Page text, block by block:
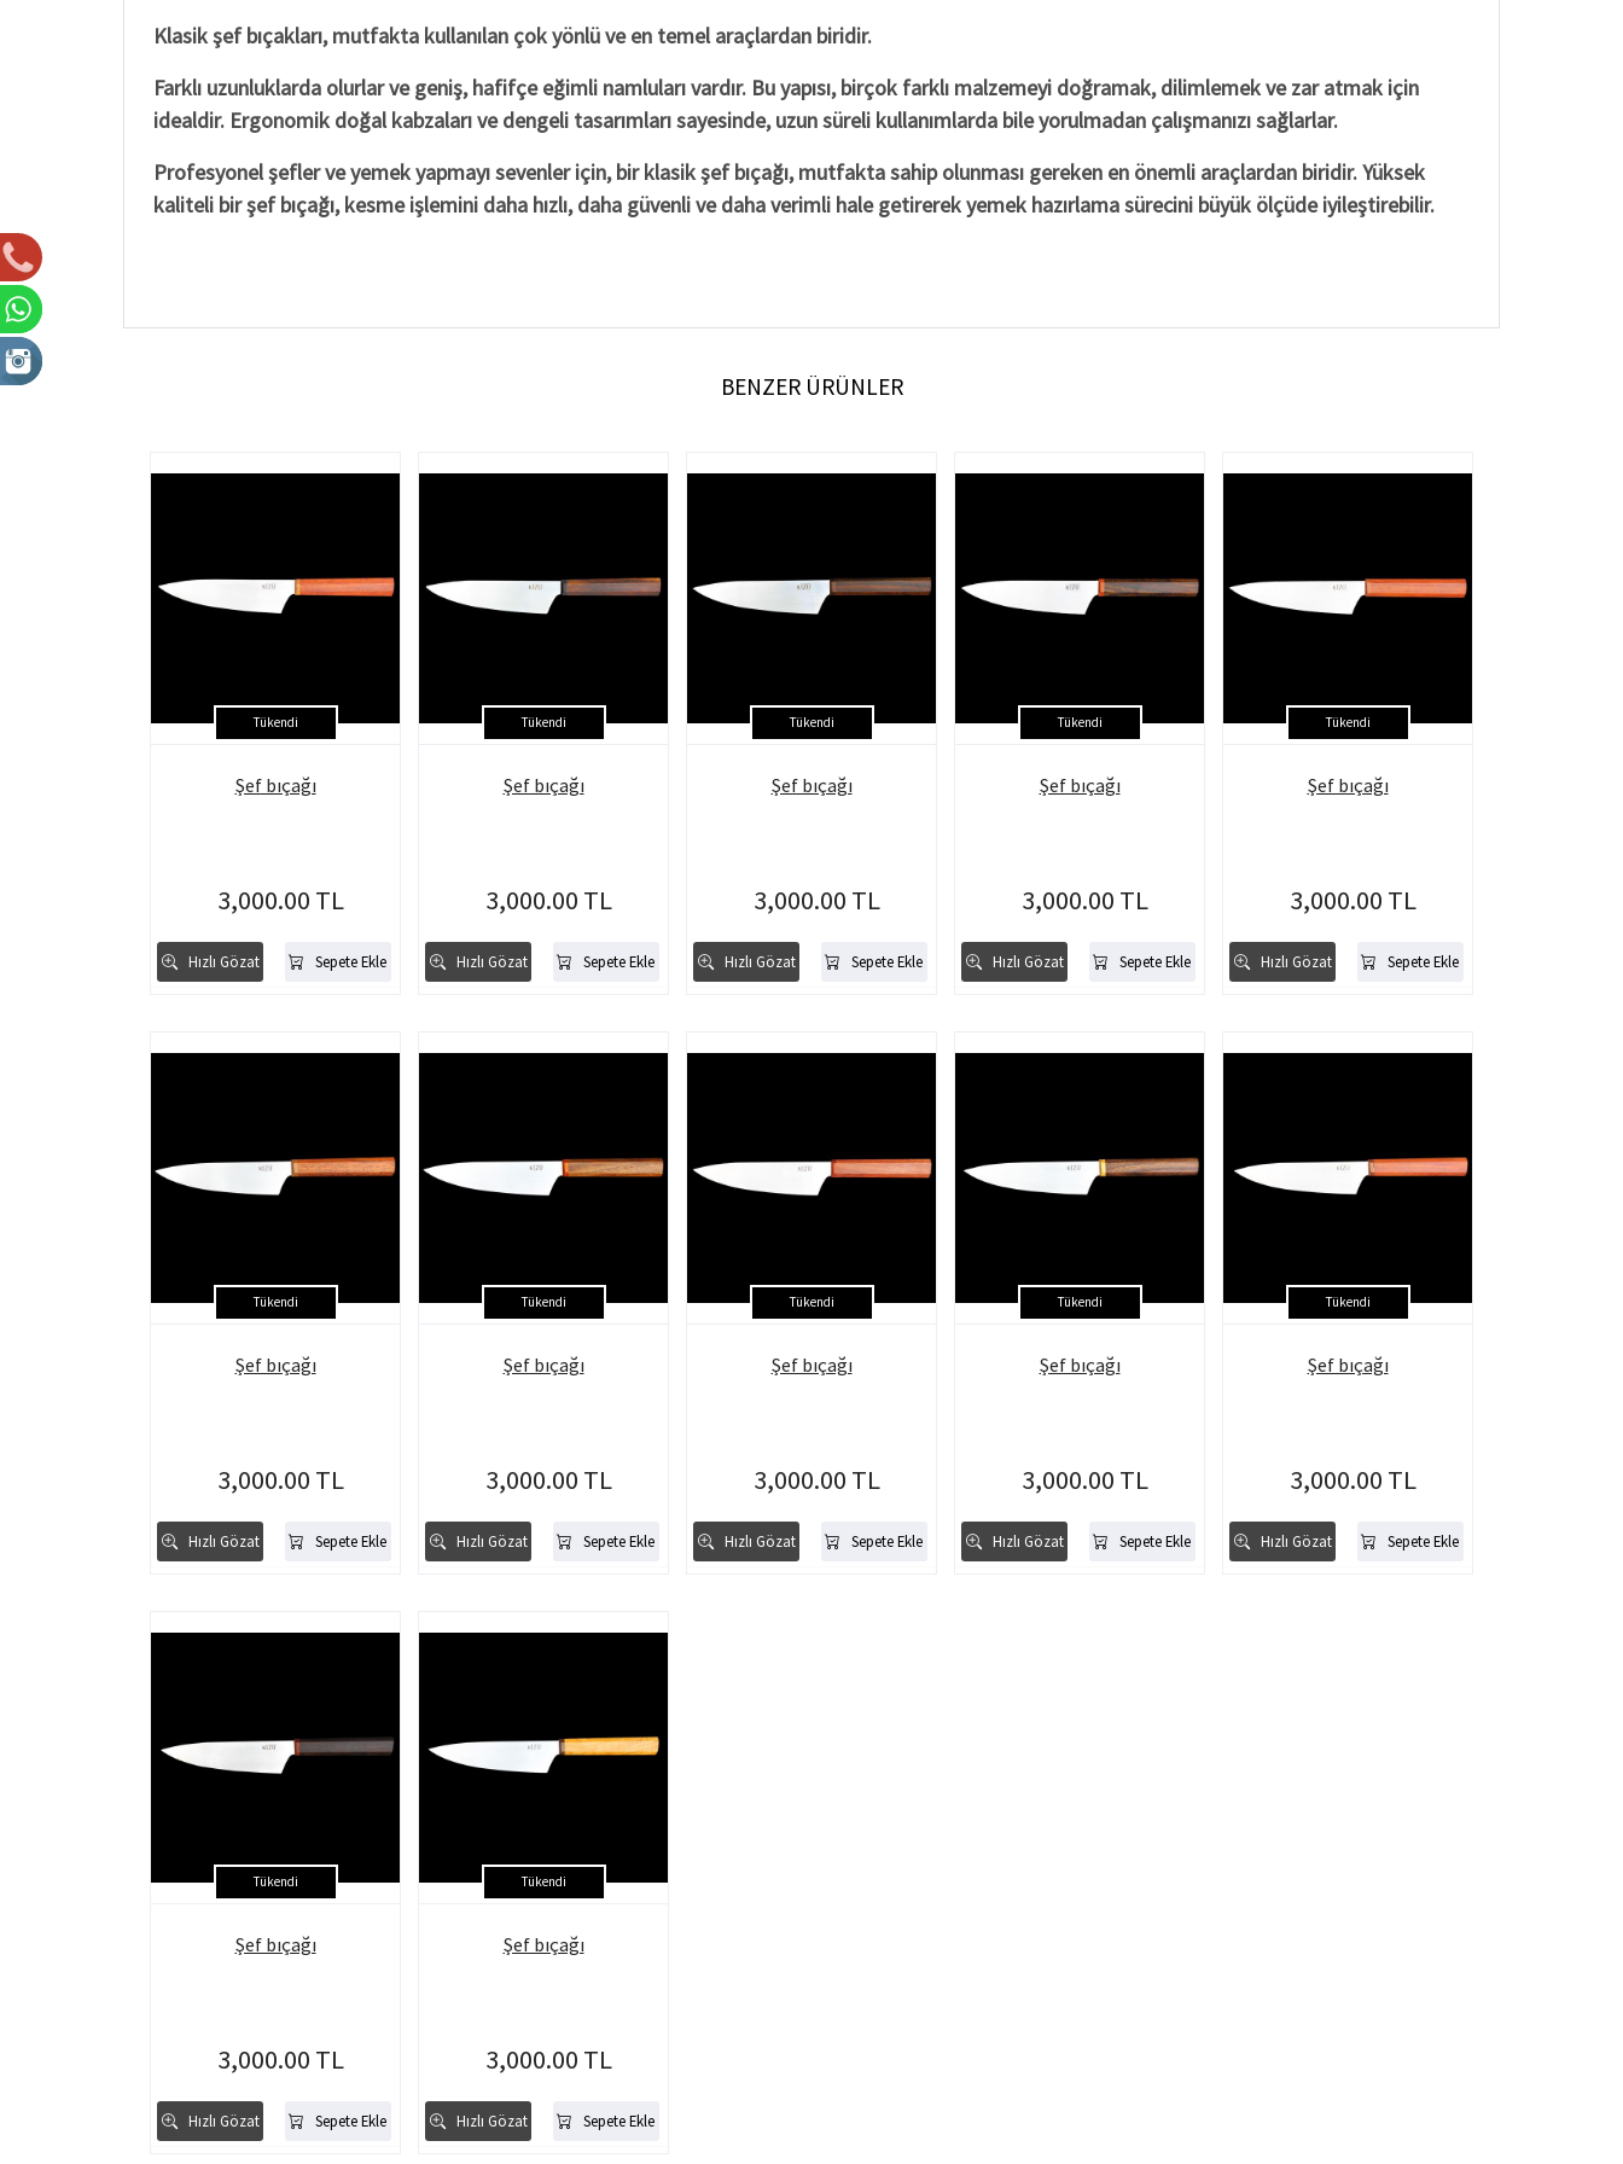
Klasik şef bıçakları, mutfakta kullanılan çok yönlü ve en temel araçlardan biridir.
Farklı uzunluklarda olurlar ve geniş, hafifçe eğimli namluları vardır. Bu yapısı, birçok farklı malzemeyi doğramak, dilimlemek ve zar atmak için
idealdir. Ergonomik doğal kabzaları ve dengeli tasarımları sayesinde, uzun süreli kullanımlarda bile yorulmadan çalışmanızı sağlarlar.
Profesyonel şefler ve yemek yapmayı sevenler için, bir klasik şef bıçağı, mutfakta sahip olunması gereken en önemli araçlardan biridir. Yüksek
kaliteli bir şef bıçağı, kesme işlemini daha hızlı, daha güvenli ve daha verimli hale getirerek yemek hazırlama sürecini büyük ölçüde iyileştirebilir.
BENZER ÜRÜNLER
Tükendi
Hızlı Gözat Sepete Ekle
Şef bıçağı
3,000.00 TL
Tükendi
Hızlı Gözat Sepete Ekle
Şef bıçağı
3,000.00 TL
Tükendi
Hızlı Gözat Sepete Ekle
Şef bıçağı
3,000.00 TL
Tükendi
Hızlı Gözat Sepete Ekle
Şef bıçağı
3,000.00 TL
Tükendi
Hızlı Gözat Sepete Ekle
Şef bıçağı
3,000.00 TL
Tükendi
Hızlı Gözat Sepete Ekle
Şef bıçağı
3,000.00 TL
Tükendi
Hızlı Gözat Sepete Ekle
Şef bıçağı
3,000.00 TL
Tükendi
Hızlı Gözat Sepete Ekle
Şef bıçağı
3,000.00 TL
Tükendi
Hızlı Gözat Sepete Ekle
Şef bıçağı
3,000.00 TL
Tükendi
Hızlı Gözat Sepete Ekle
Şef bıçağı
3,000.00 TL
Tükendi
Hızlı Gözat Sepete Ekle
Şef bıçağı
3,000.00 TL
Tükendi
Hızlı Gözat Sepete Ekle
Şef bıçağı
3,000.00 TL